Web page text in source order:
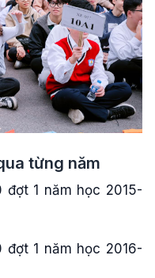
từng năm
1 năm học 2015-
1 năm học 2016-